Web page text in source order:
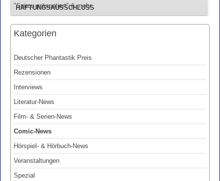
HAFTUNGSAUSSCHLUSS
"Spirou präsentiert" & mehr
Kategorien
Deutscher Phantastik Preis
Rezensionen
Interviews
Literatur-News
Film- & Serien-News
Comic-News
Hörspiel- & Hörbuch-News
Veranstaltungen
Spezial